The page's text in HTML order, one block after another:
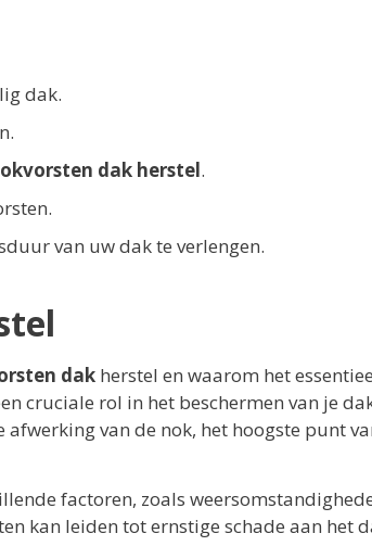
dak.
dak herstel.
van uw dak te verlengen.
dak herstel en waarom het
cruciale rol in het beschermen van je
afwerking van de nok, het hoogste punt
factoren, zoals
kan leiden tot ernstige schade aan het